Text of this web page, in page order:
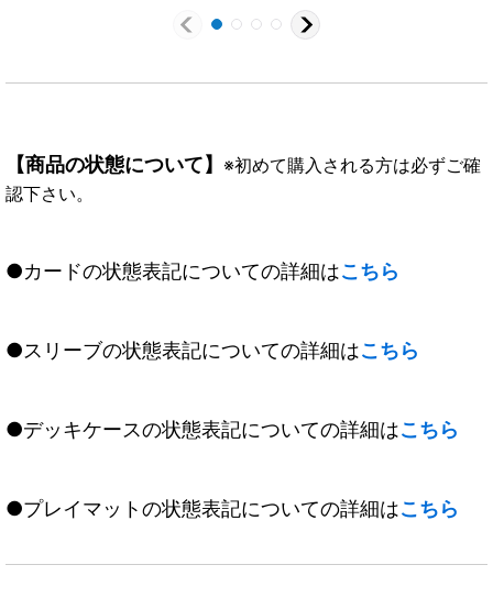
【商品の状態について】 ※初めて購入される方は必ずご確
認下さい。
●カードの状態表記についての詳細はこちら
●スリーブの状態表記についての詳細はこちら
●デッキケースの状態表記についての詳細はこちら
●プレイマットの状態表記についての詳細はこちら